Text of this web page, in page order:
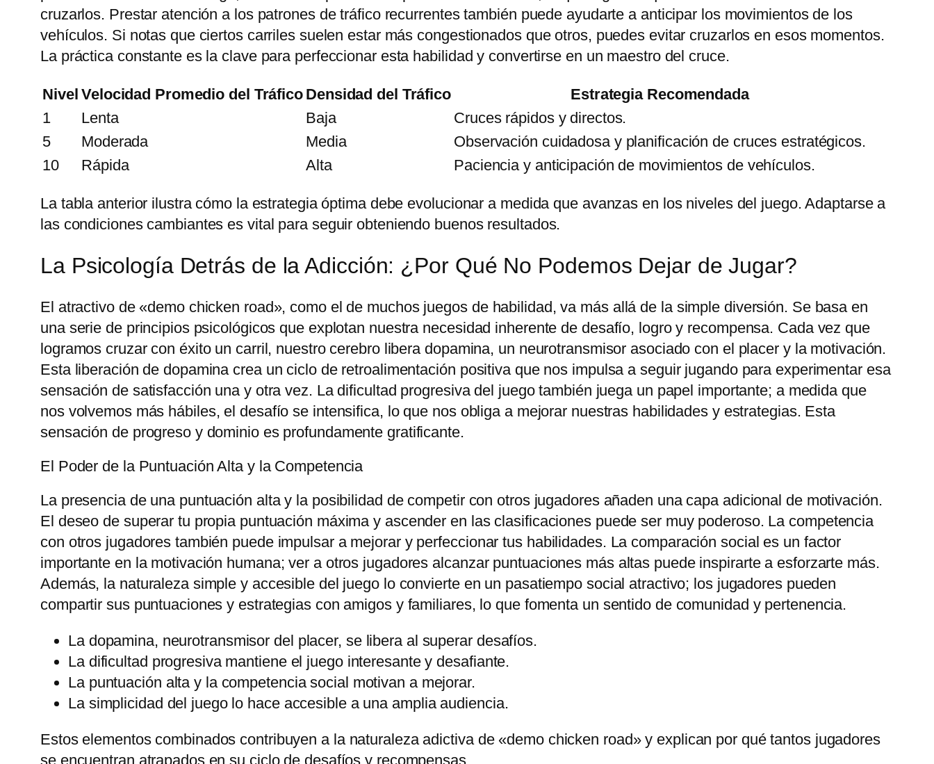
cruzarlos. Prestar atención a los patrones de tráfico recurrentes también puede ayudarte a anticipar los movimientos de los
vehículos. Si notas que ciertos carriles suelen estar más congestionados que otros, puedes evitar cruzarlos en esos momentos.
La práctica constante es la clave para perfeccionar esta habilidad y convertirse en un maestro del cruce.
Nivel Velocidad Promedio del Tráfico Densidad del Tráfico
Estrategia Recomendada
1
Lenta Baja
Cruces rápidos y directos.
5
Moderada Media
Observación cuidadosa y planificación de cruces estratégicos.
10
Rápida Alta Paciencia y anticipación de movimientos de vehículos.
La tabla anterior ilustra cómo la estrategia óptima debe evolucionar a medida que avanzas en los niveles del juego. Adaptarse a
las condiciones cambiantes es vital para seguir obteniendo buenos resultados.
La Psicología Detrás de la Adicción: ¿Por Qué No Podemos Dejar de Jugar?
El atractivo de «demo chicken road», como el de muchos juegos de habilidad, va más allá de la simple diversión. Se basa en
una serie de principios psicológicos que explotan nuestra necesidad inherente de desafío, logro y recompensa. Cada vez que
logramos cruzar con éxito un carril, nuestro cerebro libera dopamina, un neurotransmisor asociado con el placer y la motivación.
Esta liberación de dopamina crea un ciclo de retroalimentación positiva que nos impulsa a seguir jugando para experimentar esa
sensación de satisfacción una y otra vez. La dificultad progresiva del juego también juega un papel importante; a medida que
nos volvemos más hábiles, el desafío se intensifica, lo que nos obliga a mejorar nuestras habilidades y estrategias. Esta
sensación de progreso y dominio es profundamente gratificante.
El Poder de la Puntuación Alta y la Competencia
La presencia de una puntuación alta y la posibilidad de competir con otros jugadores añaden una capa adicional de motivación.
El deseo de superar tu propia puntuación máxima y ascender en las clasificaciones puede ser muy poderoso. La competencia
con otros jugadores también puede impulsar a mejorar y perfeccionar tus habilidades. La comparación social es un factor
importante en la motivación humana; ver a otros jugadores alcanzar puntuaciones más altas puede inspirarte a esforzarte más.
Además, la naturaleza simple y accesible del juego lo convierte en un pasatiempo social atractivo; los jugadores pueden
compartir sus puntuaciones y estrategias con amigos y familiares, lo que fomenta un sentido de comunidad y pertenencia.
La dopamina, neurotransmisor del placer, se libera al superar desafíos.
La dificultad progresiva mantiene el juego interesante y desafiante.
La puntuación alta y la competencia social motivan a mejorar.
La simplicidad del juego lo hace accesible a una amplia audiencia.
Estos elementos combinados contribuyen a la naturaleza adictiva de «demo chicken road» y explican por qué tantos jugadores
se encuentran atrapados en su ciclo de desafíos y recompensas.